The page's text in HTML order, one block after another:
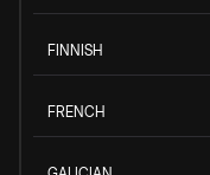
FINNISH
FRENCH